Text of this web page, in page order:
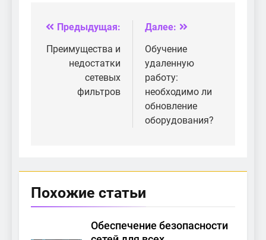
будущем?
провайдера?
Навигация
по
записям
Предыдущая:
Преимущества и
недостатки
сетевых
фильтров
Далее:
Обучение
удаленную
работу:
необходимо ли
обновление
оборудования?
Похожие статьи
Обеспечение безопасности